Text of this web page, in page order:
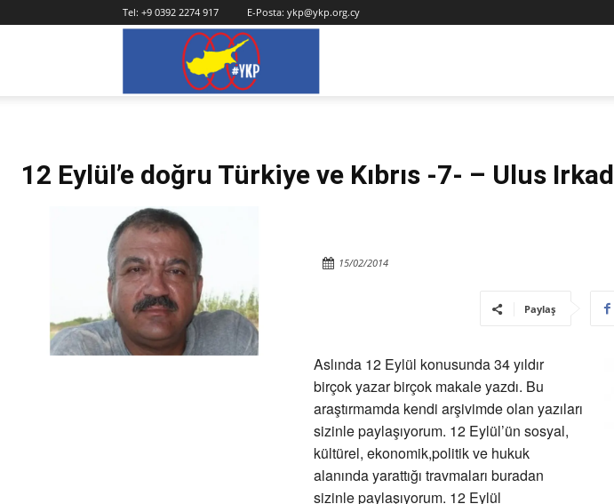
Tel: +9 0392 2274 917 E-Posta: ykp@ykp.org.cy
12 Eylül’e doğru Türkiye ve Kıbrıs -7- – Ulus Irkad
15/02/2014
Paylaş
Aslında 12 Eylül konusunda 34 yıldır
birçok yazar birçok makale yazdı. Bu
araştırmamda kendi arşivimde olan yazıları
sizinle paylaşıyorum. 12 Eylül’ün sosyal,
kültürel, ekonomik,politik ve hukuk
alanında yarattığı travmaları buradan
sizinle paylaşıyorum. 12 Eylül